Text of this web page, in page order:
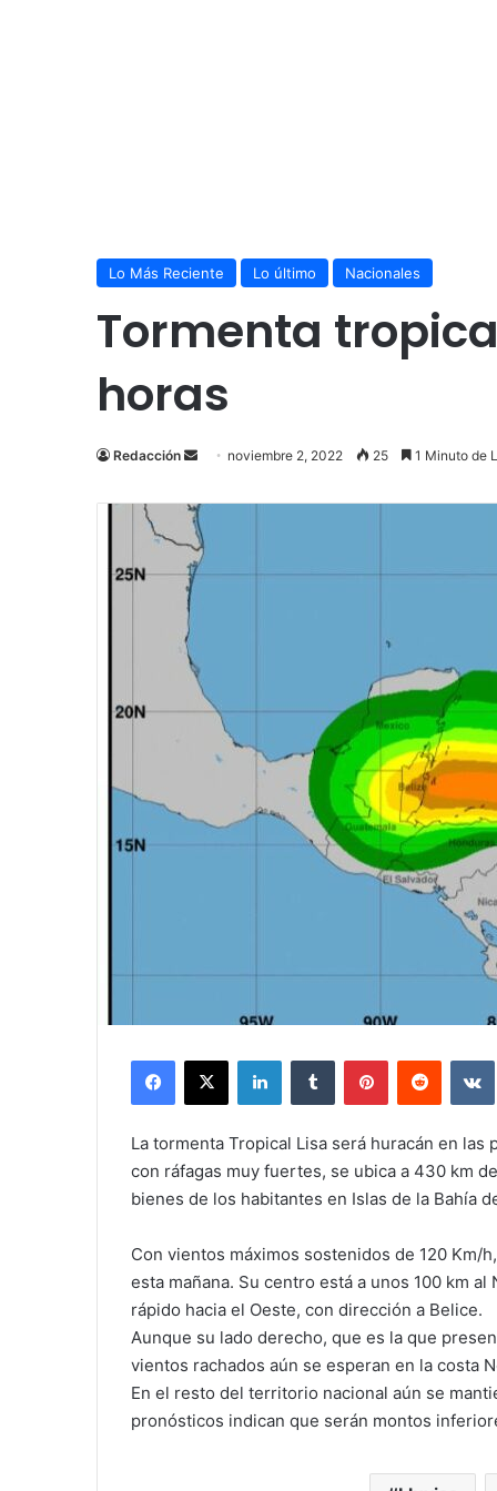
Lo Más Reciente Lo último Nacionales
Tormenta
horas
Redacción
Send
email
noviembre 2, 2022 25 1 Minuto de
Facebook
X LinkedInTumblr PinterestReddit
La tormenta Tropical Lisa será huracán en
con ráfagas muy fuertes, se ubica a 430 km
bienes de los habitantes en Islas de la Bahía
Con vientos máximos sostenidos de 120 Km/
esta mañana. Su centro está a unos 100 km
rápido hacia el Oeste, con dirección a Belice.
Aunque su lado derecho, que es la que
vientos rachados aún se esperan en la costa
En el resto del territorio nacional aún se
pronósticos indican que serán montos